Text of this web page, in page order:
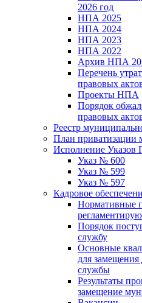
2026 год
НПА 2025
НПА 2024
НПА 2023
НПА 2022
Архив НПА
Перечень
правовых
Проекты НПА
Порядок
правовых
Реестр
План приватизации
Исполнение Указов
Указ № 600
Указ № 599
Указ № 597
Кадровое
Нормативные
Порядок
службу
Основные
для
службы
Результаты
замещение